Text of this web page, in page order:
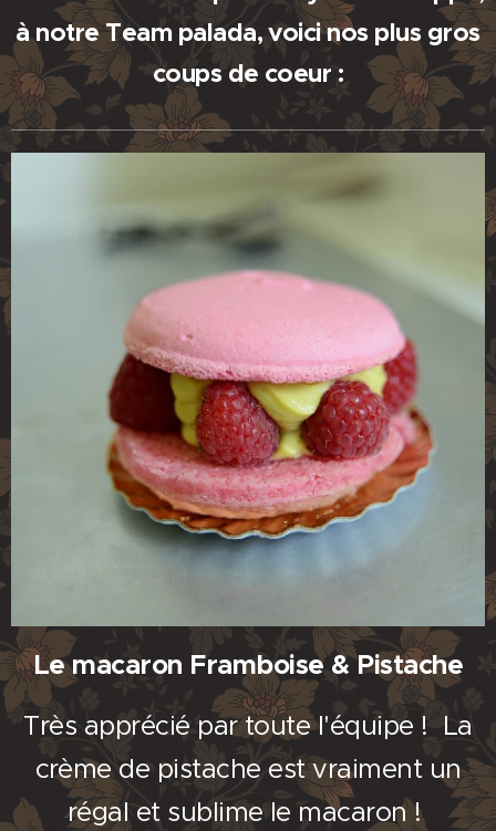
à notre Team palada, voici nos plus gros
coups de coeur :
Le macaron Framboise & Pistache
Très apprécié par toute l'équipe ! La
crème de pistache est vraiment un
régal et sublime le macaron !